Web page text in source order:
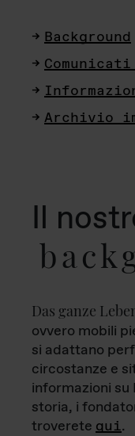
Background
Comunicati
Archivio
Il
Das ganze
ovvero mobili
si adattano
circostanze e
informazioni su
storia, i
troverete qui.